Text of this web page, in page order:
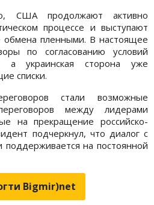
США продолжают активно
процессе и выступают
обмена пленными. В настоящее
по согласованию условий
а украинская сторона уже
списки.
стали возможные
между лидерами
на прекращение российско-
подчеркнул, что диалог с
на постоянной
Bigmir)net